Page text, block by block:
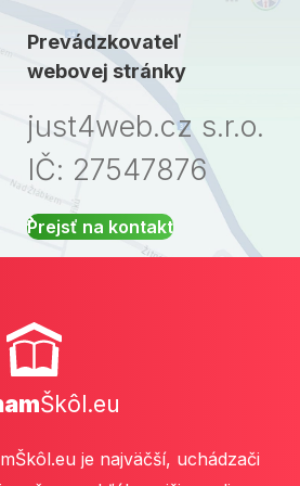
Prevádzkovateľ
webovej stránky
just4web.cz s.r.o.
IČ: 27547876
Prejsť na kontakt
Škôl.eu
je najväčší, uchádzači